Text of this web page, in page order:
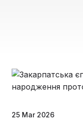
25 Mar 2026